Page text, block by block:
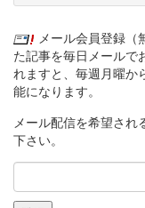
メール会員登録（
た記事を毎日メールで
れますと、毎週月曜か
能になります。
メール配信を希望され
下さい。